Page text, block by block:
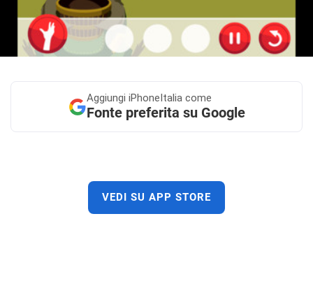
Aggiungi iPhoneItalia come
Fonte preferita su Google
VEDI SU APP STORE